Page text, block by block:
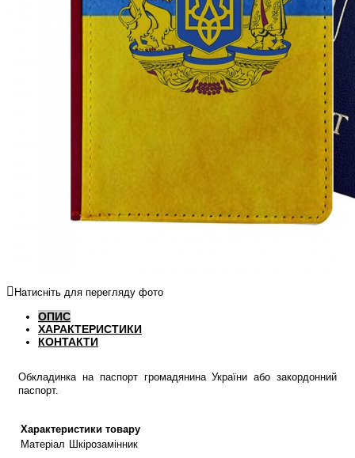
Натисніть для перегляду фото
ОПИС
ХАРАКТЕРИСТИКИ
КОНТАКТИ
Обкладинка на паспорт громадянина України або закордонний
паспорт.
Характеристики товару
Матеріал Шкірозамінник